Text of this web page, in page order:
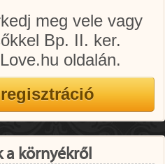
meg vele vagy
Bp. II. ker.
oldalán.
környékről